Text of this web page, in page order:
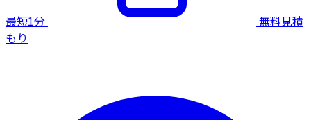
最短1分
無料見積
もり